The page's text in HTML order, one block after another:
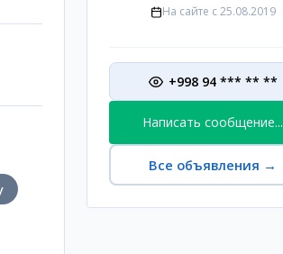
На сайте с 25.08.2019
+998 94 *** ** **
Написать сообщение...
Все объявления →